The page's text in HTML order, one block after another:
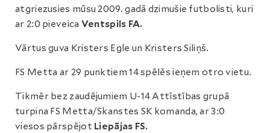
atgriezusies mūsu 2009. gadā dzimušie futbolisti, kuri
ar 2:0 pieveica Ventspils FA.
Vārtus guva Kristers Egle un Kristers Siliņš.
FS Metta ar 29 punktiem 14 spēlēs ieņem otro vietu.
Tikmēr bez zaudējumiem U-14 Attīstības grupā
turpina FS Metta/Skanstes SK komanda, ar 3:0
viesos pārspējot Liepājas FS.